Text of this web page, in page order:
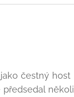
čestný host
předsedal